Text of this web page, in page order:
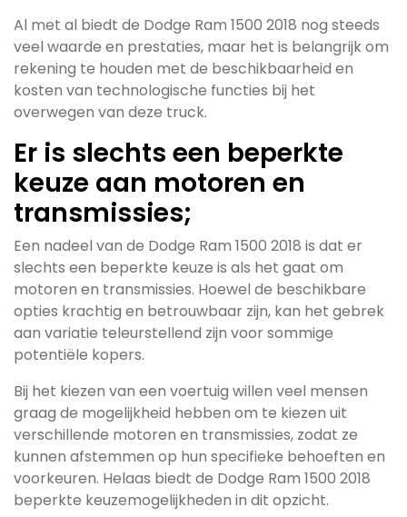
Al met al biedt de Dodge Ram 1500 2018 nog steeds
veel waarde en prestaties, maar het is belangrijk om
rekening te houden met de beschikbaarheid en
kosten van technologische functies bij het
overwegen van deze truck.
Er is slechts een beperkte
keuze aan motoren en
transmissies;
Een nadeel van de Dodge Ram 1500 2018 is dat er
slechts een beperkte keuze is als het gaat om
motoren en transmissies. Hoewel de beschikbare
opties krachtig en betrouwbaar zijn, kan het gebrek
aan variatie teleurstellend zijn voor sommige
potentiële kopers.
Bij het kiezen van een voertuig willen veel mensen
graag de mogelijkheid hebben om te kiezen uit
verschillende motoren en transmissies, zodat ze
kunnen afstemmen op hun specifieke behoeften en
voorkeuren. Helaas biedt de Dodge Ram 1500 2018
beperkte keuzemogelijkheden in dit opzicht.